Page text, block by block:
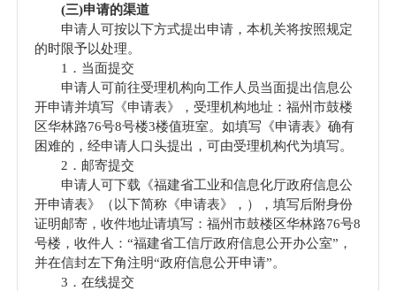
(三)申请的渠道
申请人可按以下方式提出申请，本机关将按照规定
的时限予以处理。
1．当面提交
申请人可前往受理机构向工作人员当面提出信息公
开申请并填写《申请表》，受理机构地址：福州市鼓楼
区华林路76号8号楼3楼值班室。如填写《申请表》确有
困难的，经申请人口头提出，可由受理机构代为填写。
2．邮寄提交
申请人可下载《福建省工业和信息化厅政府信息公
开申请表》（以下简称《申请表》，），填写后附身份
证明邮寄，收件地址请填写：福州市鼓楼区华林路76号8
号楼，收件人：“福建省工信厅政府信息公开办公室”，
并在信封左下角注明“政府信息公开申请”。
3．在线提交